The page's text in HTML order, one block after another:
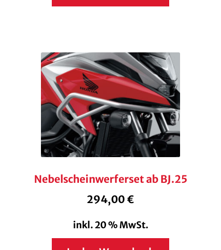
Nebelscheinwerferset ab BJ.25
294,00€
inkl. 20 % MwSt.